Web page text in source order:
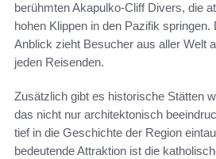
berühmten Akapulko-Cliff Divers, die
hohen Klippen in den Pazifik
Anblick zieht Besucher aus aller Welt
jeden Reisenden.
Zusätzlich gibt es historische Stätten
das nicht nur architektonisch
tief in die Geschichte der Region
bedeutende Attraktion ist die